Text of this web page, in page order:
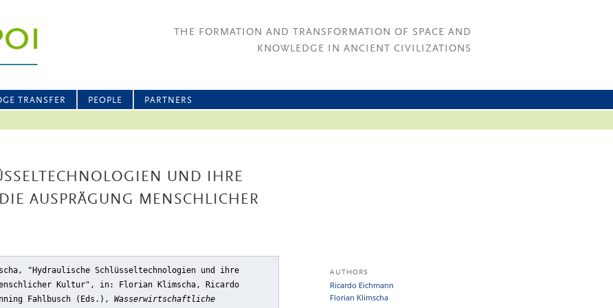
THE FORMATION AND TRANSFORMATION OF SPACE AND
KNOWLEDGE IN ANCIENT CIVILIZATIONS
TRANSFER PEOPLE PARTNERS
UND IHRE
AUSPRÄGUNG MENSCHLICHER
"Hydraulische Schlüsseltechnologien und ihre
Kultur" , in: Florian Klimscha, Ricardo
Fahlbusch (Eds.), Wasserwirtschaftliche
AUTHORS
Ricardo Eichmann
Florian Klimscha